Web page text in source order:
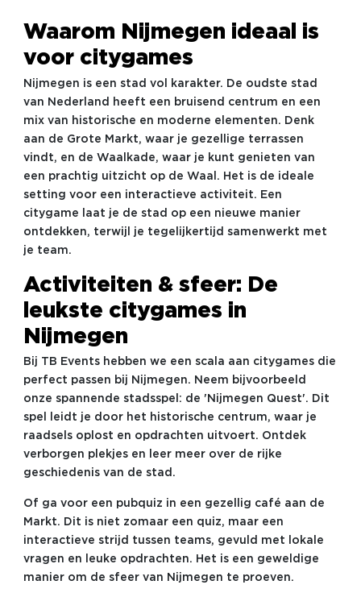
Waarom Nijmegen ideaal is
voor citygames
Nijmegen is een stad vol karakter. De oudste stad
van Nederland heeft een bruisend centrum en een
mix van historische en moderne elementen. Denk
aan de Grote Markt, waar je gezellige terrassen
vindt, en de Waalkade, waar je kunt genieten van
een prachtig uitzicht op de Waal. Het is de ideale
setting voor een interactieve activiteit. Een
citygame laat je de stad op een nieuwe manier
ontdekken, terwijl je tegelijkertijd samenwerkt met
je team.
Activiteiten & sfeer: De
leukste citygames in
Nijmegen
Bij TB Events hebben we een scala aan citygames die
perfect passen bij Nijmegen. Neem bijvoorbeeld
onze spannende stadsspel: de 'Nijmegen Quest'. Dit
spel leidt je door het historische centrum, waar je
raadsels oplost en opdrachten uitvoert. Ontdek
verborgen plekjes en leer meer over de rijke
geschiedenis van de stad.
Of ga voor een pubquiz in een gezellig café aan de
Markt. Dit is niet zomaar een quiz, maar een
interactieve strijd tussen teams, gevuld met lokale
vragen en leuke opdrachten. Het is een geweldige
manier om de sfeer van Nijmegen te proeven.